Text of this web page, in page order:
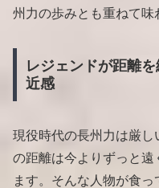
州力の歩みとも重ねて味
レジェンドが距離
近感
現役時代の長州力は厳し
の距離は今よりずっと遠
ます。そんな人物が食